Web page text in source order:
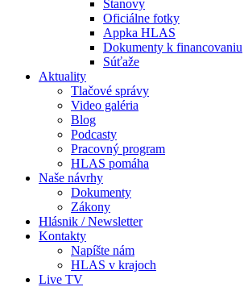
Stanovy
Oficiálne fotky
Appka HLAS
Dokumenty k financovaniu
Súťaže
Aktuality
Tlačové správy
Video galéria
Blog
Podcasty
Pracovný program
HLAS pomáha
Naše návrhy
Dokumenty
Zákony
Hlásnik / Newsletter
Kontakty
Napíšte nám
HLAS v krajoch
Live TV